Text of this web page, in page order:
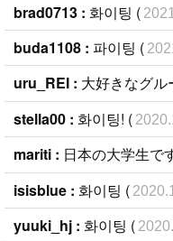
brad0713 : 화이팅 (
buda1108 : 파이팅 (
uru_REI : 大好きなグループ、
stella00 : 화이팅! (
mariti : 日本の大学生です
isisblue : 화이팅 (
yuuki_hj : 화이팅 (